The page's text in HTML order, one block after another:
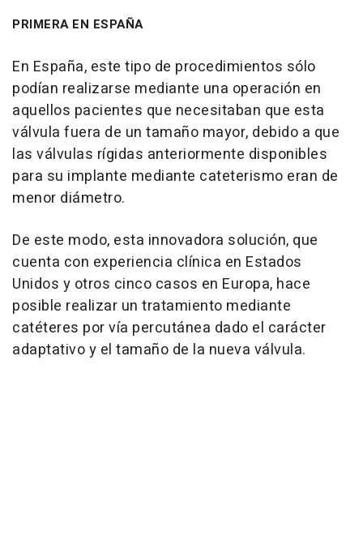
PRIMERA EN ESPAÑA
En España, este tipo de procedimientos sólo
podían realizarse mediante una operación en
aquellos pacientes que necesitaban que esta
válvula fuera de un tamaño mayor, debido a que
las válvulas rígidas anteriormente disponibles
para su implante mediante cateterismo eran de
menor diámetro.
De este modo, esta innovadora solución, que
cuenta con experiencia clínica en Estados
Unidos y otros cinco casos en Europa, hace
posible realizar un tratamiento mediante
catéteres por vía percutánea dado el carácter
adaptativo y el tamaño de la nueva válvula.